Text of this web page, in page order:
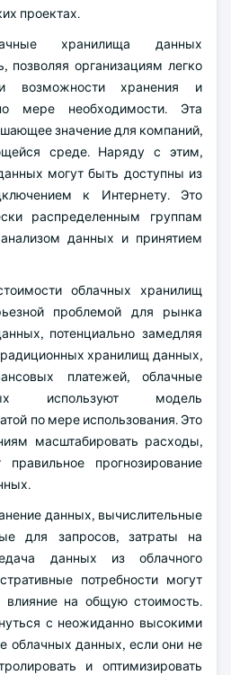
проектах.
хранилища данных
позволяя организациям легко
возможности хранения и
мере необходимости. Эта
значение для компаний,
среде. Наряду с этим,
могут быть доступны из
к Интернету. Это
распределенным группам
данных и принятием
облачных хранилищ
проблемой для рынка
потенциально замедляя
хранилищ данных,
платежей, облачные
используют модель
по мере использования. Это
масштабировать расходы,
прогнозирование
данных, вычислительные
для запросов, затраты на
данных из облачного
потребности могут
влияние на общую стоимость.
с неожиданно высокими
облачных данных, если они не
и оптимизировать